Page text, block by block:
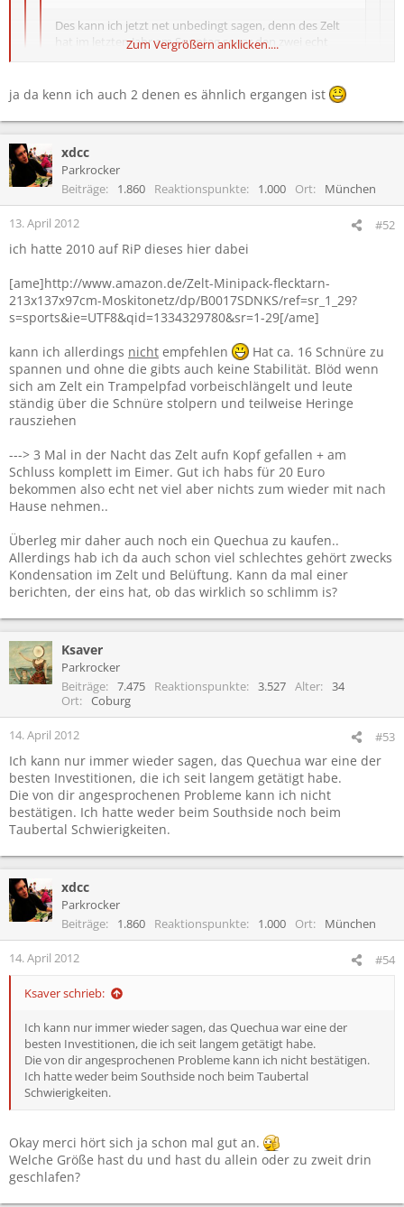
Des kann ich jetzt net unbedingt sagen, denn des Zelt
hat im letzten Jahr am Sonntag sogar den zwei echt
is auch nicht weggeflogen, in vergleich zu anderen
Zelten die in meiner Nähe gestanden haben.
Zum Vergrößern anklicken....
na dann taugts ja
wie gesagt meins war auch ausm Aldi und vermutlich ne
andere (Billig-)Marke
Zum Vergrößern anklicken....
Ich weiß noch wo ich 2010 mein altes Zelt dabei hatte und an den
Tag hatte es doch morgens beim Aufbau auch geregnet.
Als ich endlich damit fertig war musste ich schon feststellen das ich
eher ne Badewanne oder n Plantschbecken mit Dach als n Zelt
hatte.
Gott sei Dank hatte ich an dem Wochende genug Badetücher und
Handtücher dabei sonst hätte ich des Wasser nie rausgebracht.
Und als ich dann n Monat später bei uns zu Hause noch mal zelten
Zum Vergrößern anklicken....
ja da kenn ich auch 2 denen es ähnlich ergangen ist
xdcc
Parkrocker
Beiträge
1.860 Reaktionspunkte 1.000 Ort München
13. April 2012 #52
ich hatte 2010 auf RiP dieses hier dabei
[ame]http://www.amazon.de/Zelt-Minipack-flecktarn-
213x137x97cm-Moskitonetz/dp/B0017SDNKS/ref=sr_1_29?
s=sports&ie=UTF8&qid=1334329780&sr=1-29[/ame]
kann ich allerdings nicht empfehlen
Hat ca. 16 Schnüre zu
spannen und ohne die gibts auch keine Stabilität. Blöd wenn
sich am Zelt ein Trampelpfad vorbeischlängelt und leute
ständig über die Schnüre stolpern und teilweise Heringe
rausziehen
---> 3 Mal in der Nacht das Zelt aufn Kopf gefallen + am
Schluss komplett im Eimer. Gut ich habs für 20 Euro
bekommen also echt net viel aber nichts zum wieder mit nach
Hause nehmen..
Überleg mir daher auch noch ein Quechua zu kaufen..
Allerdings hab ich da auch schon viel schlechtes gehört zwecks
Kondensation im Zelt und Belüftung. Kann da mal einer
berichten, der eins hat, ob das wirklich so schlimm is?
Ksaver
Parkrocker
Beiträge
7.475 Reaktionspunkte 3.527 Alter
34
Ort
Coburg
14. April 2012 #53
Ich kann nur immer wieder sagen, das Quechua war eine der
besten Investitionen, die ich seit langem getätigt habe.
Die von dir angesprochenen Probleme kann ich nicht
bestätigen. Ich hatte weder beim Southside noch beim
Taubertal Schwierigkeiten.
xdcc
Parkrocker
Beiträge
1.860 Reaktionspunkte 1.000 Ort München
14. April 2012 #54
Ksaver schrieb:
Ich kann nur immer wieder sagen, das Quechua war eine der
besten Investitionen, die ich seit langem getätigt habe.
Die von dir angesprochenen Probleme kann ich nicht bestätigen.
Ich hatte weder beim Southside noch beim Taubertal
Schwierigkeiten.
Okay merci hört sich ja schon mal gut an.
Welche Größe hast du und hast du allein oder zu zweit drin
geschlafen?